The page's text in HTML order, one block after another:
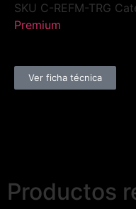
SKU C-REFM-TRG
Premium
Ver ficha técnica
Productos